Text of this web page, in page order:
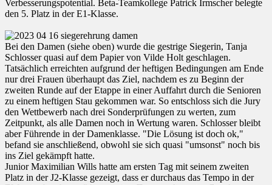
Verbesserungspotential. Beta-Teamkollege Patrick Irmscher belegte
den 5. Platz in der E1-Klasse.
Bei den Damen (siehe oben) wurde die gestrige Siegerin, Tanja
Schlosser quasi auf dem Papier von Vilde Holt geschlagen.
Tatsächlich erreichten aufgrund der heftigen Bedingungen am Ende
nur drei Frauen überhaupt das Ziel, nachdem es zu Beginn der
zweiten Runde auf der Etappe in einer Auffahrt durch die Senioren
zu einem heftigen Stau gekommen war. So entschloss sich die Jury
den Wettbewerb nach drei Sonderprüfungen zu werten, zum
Zeitpunkt, als alle Damen noch in Wertung waren. Schlosser bleibt
aber Führende in der Damenklasse. "Die Lösung ist doch ok,"
befand sie anschließend, obwohl sie sich quasi "umsonst" noch bis
ins Ziel gekämpft hatte.
Junior Maximilian Wills hatte am ersten Tag mit seinem zweiten
Platz in der J2-Klasse gezeigt, dass er durchaus das Tempo in der